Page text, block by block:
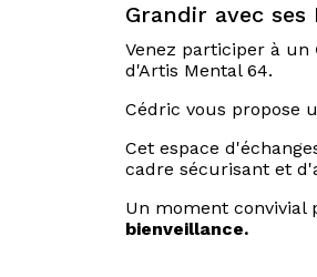
Grandir avec ses
Venez participer à un
d'Artis Mental 64.
Cédric vous propose
Cet espace
cadre sécurisant et
Un moment convivial
bienveillance.